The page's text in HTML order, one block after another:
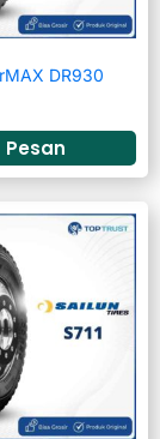
DR930
Pesan